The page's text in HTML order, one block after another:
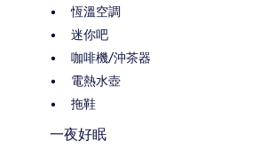
恆溫空調
迷你吧
咖啡機/沖茶器
電熱水壺
拖鞋
一夜好眠